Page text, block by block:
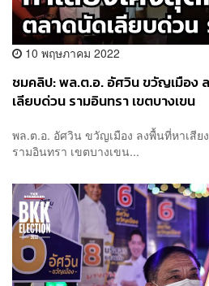
10 พฤษภาคม 2022
ชมคลิป: พล.ต.อ. อัศวิน ขวัญเมือง
เลียบด่วน รามอินทรา เขตบางเขน
พล.ต.อ. อัศวิน ขวัญเมือง ลงพื้นที่หาเสีย
รามอินทรา เขตบางเขน...